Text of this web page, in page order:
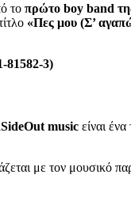
το πρώτο boy band
«Πες μου (Σ’
81582-3)
music είναι
με τον μουσικό